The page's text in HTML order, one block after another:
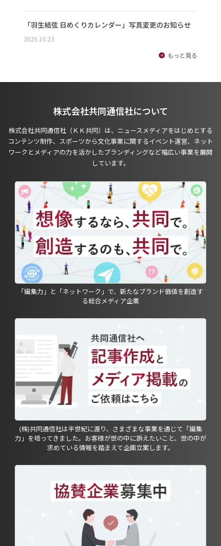
「羽生結弦 日めくりカレンダー」写真変更のお知らせ
2025.10.23
もっと見る
株式会社共同通信社について
株式会社共同通信社（ＫＫ共同）は、ニュースメディアをはじめとする
コンテンツ制作、スポーツから文化事業に関するイベント運営、ネット
ワークとメディアの力を活かしたブランディングなど幅広い事業を展開
しています。
「編集力」と「ネットワーク」で、新たなブランド価値を創造す
る総合メディア企業
(株)共同通信社は半世紀に渡り、さまざまな事業を通じて「編集
力」を培ってきました。お客様が世の中に訴えたいこと、世の中が
求めている情報を踏まえて企画立案します。